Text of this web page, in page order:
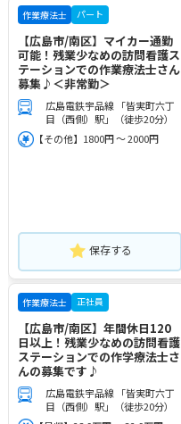
作業療法士 パート
【広島市/南区】マイカー通勤
可能！残業少なめの訪問看護ス
テーションでの作業療法士さん
募集♪＜非常勤＞
広島電鉄宇品線 「皆実町六丁
目（西側）駅」（徒歩20分）
【その他】1800円 ～ 2000円
保存する
作業療法士 正社員
【広島市/南区】年間休日120
日以上！残業少なめの訪問看護
ステーションでの作学療法士さ
んの募集です♪
広島電鉄宇品線 「皆実町六丁
目（西側）駅」（徒歩20分）